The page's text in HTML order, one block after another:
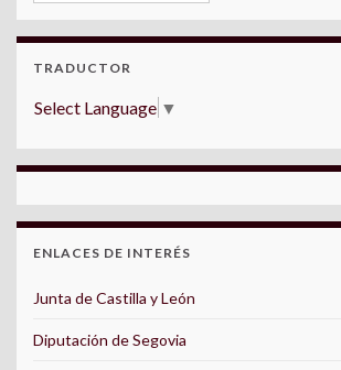
TRADUCTOR
Select Language ▼
ENLACES DE INTERÉS
Junta de Castilla y León
Diputación de Segovia